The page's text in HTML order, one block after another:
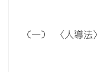
(一) 〈人導法